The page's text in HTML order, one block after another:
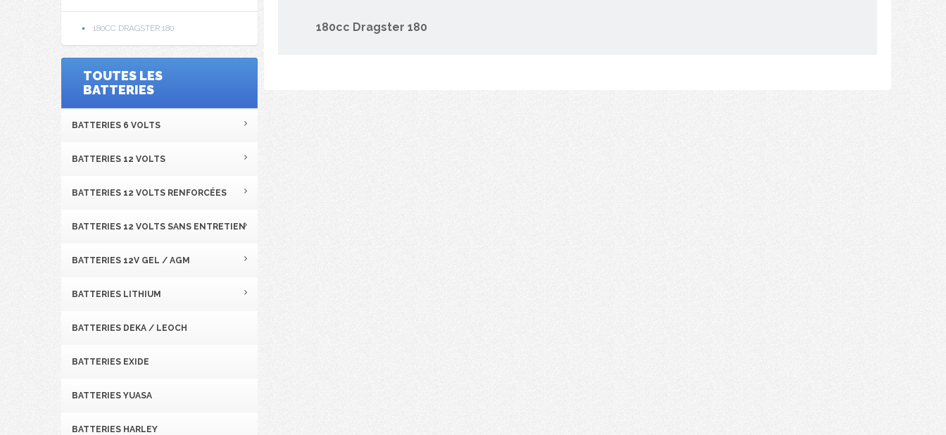
180CC DRAGSTER 180
TOUTES LES
BATTERIES
BATTERIES 6 VOLTS
BATTERIES 12 VOLTS
BATTERIES 12 VOLTS RENFORCÉES
BATTERIES 12 VOLTS SANS ENTRETIEN
BATTERIES 12V GEL / AGM
BATTERIES LITHIUM
BATTERIES DEKA / LEOCH
BATTERIES EXIDE
BATTERIES YUASA
BATTERIES HARLEY
180cc Dragster 180